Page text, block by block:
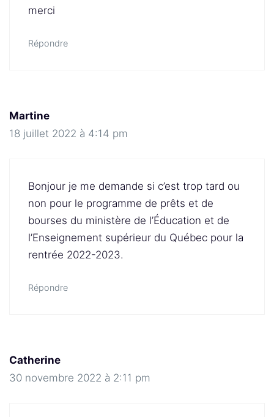
merci
Répondre
Martine
18 juillet 2022 à 4:14 pm
Bonjour je me demande si c’est trop tard ou
non pour le programme de prêts et de
bourses du ministère de l’Éducation et de
l’Enseignement supérieur du Québec pour la
rentrée 2022-2023.
Répondre
Catherine
30 novembre 2022 à 2:11 pm